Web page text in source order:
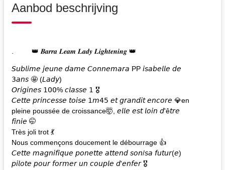
Aanbod beschrijving
. 👑 𝑩𝒂𝒓𝒓𝒂 𝑳𝒆𝒂𝒎 𝑳𝒂𝒅𝒚 𝑳𝒊𝒈𝒉𝒕𝒆𝒏𝒊𝒏𝒈 👑
𝘚𝘶𝘣𝘭𝘪𝘮𝘦 𝘫𝘦𝘶𝘯𝘦 𝘥𝘢𝘮𝘦 𝘊𝘰𝘯𝘯𝘦𝘮𝘢𝘳𝘢 PP 𝘪𝘴𝘢𝘣𝘦𝘭𝘭𝘦 𝘥𝘦
𝟥𝘢𝘯𝘴 🤩 (𝘓𝘢𝘥𝘺)
𝘖𝘳𝘪𝘨𝘪𝘯𝘦𝘴 𝟣𝟢𝟢% 𝘤𝘭𝘢𝘴𝘴𝘦 𝟣 🎖
𝘊𝘦𝘵𝘵𝘦 𝘱𝘳𝘪𝘯𝘤𝘦𝘴𝘴𝘦 𝘵𝘰𝘪𝘴𝘦 𝟣𝘮𝟦𝟧 𝘦𝘵 𝘨𝘳𝘢𝘯𝘥𝘪𝘵 𝘦𝘯𝘤𝘰𝘳𝘦 💎en
pleine poussée de croissance🤯, 𝘦𝘭𝘭𝘦 𝘦𝘴𝘵 𝘭𝘰𝘪𝘯 𝘥'ê𝘵𝘳𝘦
𝘧𝘪𝘯𝘪𝘦 🤭
Très joli trot 💃
Nous commençons doucement le débourrage 👍
𝘊𝘦𝘵𝘵𝘦 𝘮𝘢𝘨𝘯𝘪𝘧𝘪𝘲𝘶𝘦 𝘱𝘰𝘯𝘦𝘵𝘵𝘦 𝘢𝘵𝘵𝘦𝘯𝘥 𝘴𝘰𝘯/𝘴𝘢 𝘧𝘶𝘵𝘶𝘳(𝘦)
𝘱𝘪𝘭𝘰𝘵𝘦 𝘱𝘰𝘶𝘳 𝘧𝘰𝘳𝘮𝘦𝘳 𝘶𝘯 𝘤𝘰𝘶𝘱𝘭𝘦 𝘥'𝘦𝘯𝘧𝘦𝘳 🎖